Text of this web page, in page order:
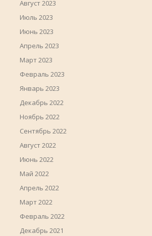
Август 2023
Июль 2023
Июнь 2023
Апрель 2023
Март 2023
Февраль 2023
Январь 2023
Декабрь 2022
Ноябрь 2022
Сентябрь 2022
Август 2022
Июнь 2022
Май 2022
Апрель 2022
Март 2022
Февраль 2022
Декабрь 2021